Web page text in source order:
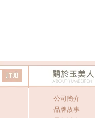
‧公司簡介
‧品牌故事